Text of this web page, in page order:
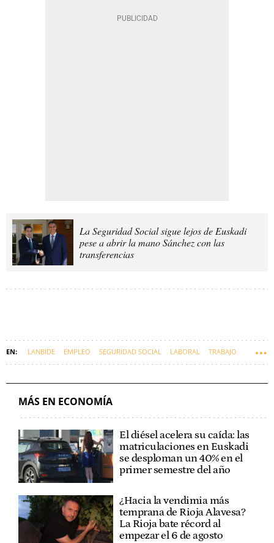
La Seguridad Social sigue lejos de Euskadi
pese a abrir la mano Sánchez con las
transferencias
LANBIDE EMPLEO SEGURIDAD SOCIAL LABORAL TRABAJO
MÁS EN ECONOMÍA
El diésel acelera su caída: las
matriculaciones en Euskadi
se desploman un 40% en el
primer semestre del año
¿Hacia la vendimia más
temprana de Rioja Alavesa?
La Rioja bate récord al
empezar el 6 de agosto